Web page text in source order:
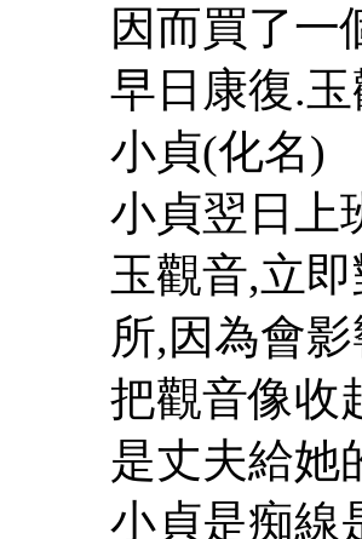
因而買了一
早日康復.
小貞(化名)
小貞翌日上
玉觀音,立
所,因為會
把觀音像收
是丈夫給她
小貞是痴線